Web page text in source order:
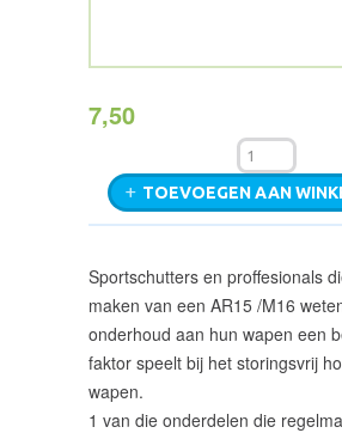
7,50
TOEVOEGEN AAN
Sportschutters en proffesionals
maken van een AR15 /M16
onderhoud aan hun wapen een
faktor speelt bij het storingsvrij
wapen.
1 van die onderdelen die